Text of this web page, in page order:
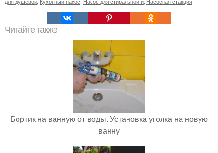
Читайте также
Бортик на ванную от воды. Установка уголка на новую
ванну